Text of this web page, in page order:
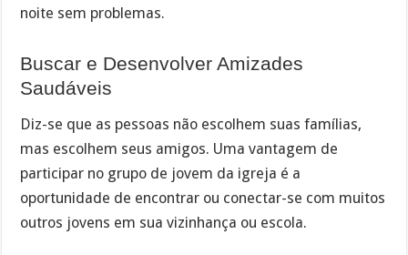
noite sem problemas.
Buscar e Desenvolver Amizades
Saudáveis
Diz-se que as pessoas não escolhem suas famílias,
mas escolhem seus amigos. Uma vantagem de
participar no grupo de jovem da igreja é a
oportunidade de encontrar ou conectar-se com muitos
outros jovens em sua vizinhança ou escola.